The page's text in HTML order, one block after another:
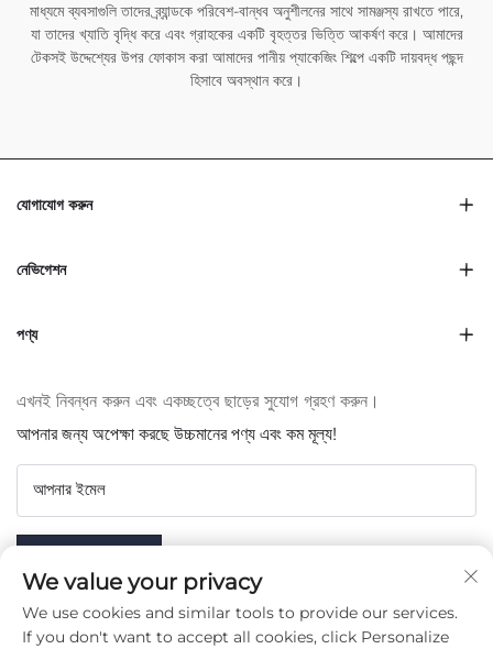
মাধ্যমে ব্যবসাগুলি তাদের ব্র্যান্ডকে পরিবেশ-বান্ধব অনুশীলনের সাথে সামঞ্জস্য রাখতে পারে,
যা তাদের খ্যাতি বৃদ্ধি করে এবং গ্রাহকের একটি বৃহত্তর ভিত্তি আকর্ষণ করে। আমাদের
টেকসই উদ্দেশ্যের উপর ফোকাস করা আমাদের পানীয় প্যাকেজিং শিল্পে একটি দায়বদ্ধ পছন্দ
হিসাবে অবস্থান করে।
যোগাযোগ করুন
নেভিগেশন
পণ্য
এখনই নিবন্ধন করুন এবং একচ্ছত্বে ছাড়ের সুযোগ গ্রহণ করুন।
আপনার জন্য অপেক্ষা করছে উচ্চমানের পণ্য এবং কম মূল্য!
আপনার ইমেল
We value your privacy
We use cookies and similar tools to provide our services.
If you don't want to accept all cookies, click Personalize